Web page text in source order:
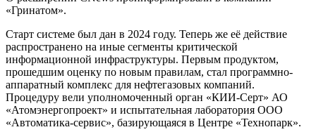
«Гринатом».
Старт системе был дан в 2024 году. Теперь же её действие
распространено на иные сегменты критической
информационной инфраструктуры. Первым продуктом,
прошедшим оценку по новым правилам, стал программно-
аппаратный комплекс для нефтегазовых компаний.
Процедуру вели уполномоченный орган «КИИ-Серт» АО
«Атомэнергопроект» и испытательная лаборатория ООО
«Автоматика-сервис», базирующаяся в Центре «Технопарк».